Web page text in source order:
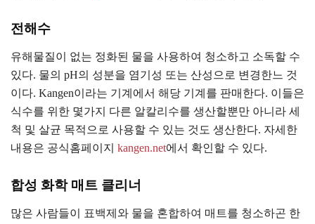
전해수
유해물질이 없는 정화된 물을 사용하여 청소하고 소독할 수
있다. 물의 pH의 성분을 염기성 또는 산성으로 변경한느 것
이다. Kangen이라는 기계에서 해당 기계를 판매한다. 이들은
식수를 위한 몇가지 다른 알칼리수를 생산할뿐만 아니라 세
척 및 살균 목적으로 사용할 수 있는 것도 생산한다. 자세한
내용은 공식홈페이지 kangen.net에서 확인할 수 있다.
합성 화학 매트 클리너
많은 사람들이 표백제와 물을 혼합하여 매트를 청소하곤 한